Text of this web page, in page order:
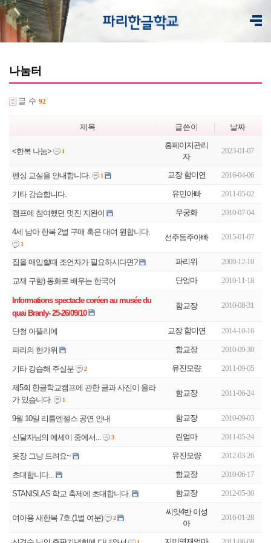
나눔터
글 수 92
제목 글쓴이 날짜
<한복 나눔> 1
홈페이지관리
자
2023-01-07
펜싱 교실을 안내합니다. 1 교장 함미연 2016-04-06
기타 강습합니다. 유민아빠 2011-05-02
캠프에 참여했던 멋진 지완이 무궁화 2010-07-04
4세 남아 한복 2벌 구매 혹은 대여 원합니다.
1
선주동주아빠 2015-01-07
집을 매입할때 조언자가 필요하시다면? 파리위 2009-12-10
교재 구함) 동화로 배우는 한국어 단엄마 2010-11-18
Informations spectacle coréen au musée du
함교장 2010-08-31
단청 아뜰리에 교장 함미연 2014-10-16
파리의 한가위 함교장 2010-09-30
기타 강습해 주실분 2 유진모량 2011-09-05
제5회 한글학교캠프에 관한 글과 사진이 올라
가 있습니다.
1
함교장 2011-06-24
함교장 2010-09-03
신달자님의 에세이 중에서... 3 린엄마 2011-05-24
옷장 그냥 드려요~ 유진모량 2012-03-26
초대합니다... 함교장 2010-06-17
STANISLAS 학교 축제에 초대합니다. 함교장 2012-05-30
여아용 새한복 7호.(1벌 여분) 2
씨앗4반 이성
아
2016-01-28